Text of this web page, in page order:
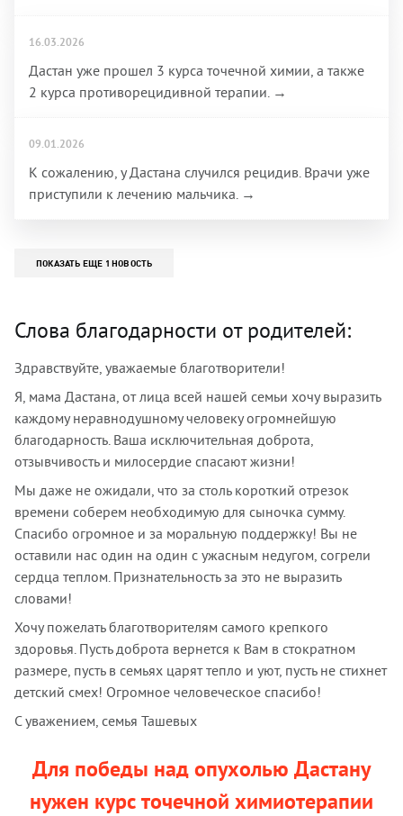
16.03.2026
Дастан уже прошел 3 курса точечной химии, а также
2 курса противорецидивной терапии. →
09.01.2026
К сожалению, у Дастана случился рецидив. Врачи уже
приступили к лечению мальчика. →
ПОКАЗАТЬ ЕЩЕ 1 НОВОСТЬ
Слова благодарности от родителей:
Здравствуйте, уважаемые благотворители!
Я, мама Дастана, от лица всей нашей семьи хочу выразить
каждому неравнодушному человеку огромнейшую
благодарность. Ваша исключительная доброта,
отзывчивость и милосердие спасают жизни!
Мы даже не ожидали, что за столь короткий отрезок
времени соберем необходимую для сыночка сумму.
Спасибо огромное и за моральную поддержку! Вы не
оставили нас один на один с ужасным недугом, согрели
сердца теплом. Признательность за это не выразить
словами!
Хочу пожелать благотворителям самого крепкого
здоровья. Пусть доброта вернется к Вам в стократном
размере, пусть в семьях царят тепло и уют, пусть не стихнет
детский смех! Огромное человеческое спасибо!
С уважением, семья Ташевых
Для победы над опухолью Дастану
нужен курс точечной химиотерапии